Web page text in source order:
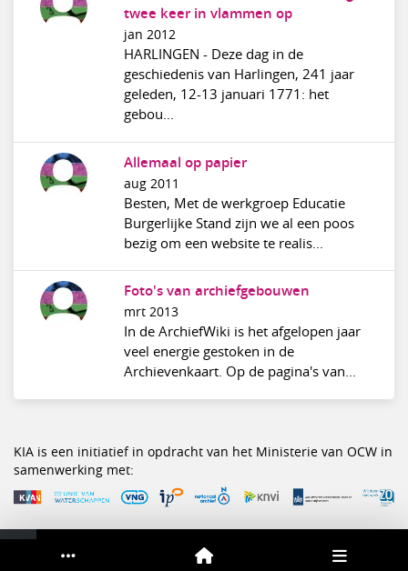
twee keer in vlammen op
jan 2012
HARLINGEN - Deze dag in de
geschiedenis van Harlingen, 241 jaar
geleden, 12-13 januari 1771: het
gebou...
Allemaal op papier
aug 2011
Besten, Met de werkgroep Educatie
Burgerlijke Stand zijn we al een poos
bezig om een website te realis...
Foto's van archiefgebouwen
mrt 2013
In de ArchiefWiki is het afgelopen jaar
veel energie gestoken in de
Archievenkaart. Op de pagina's van...
KIA is een initiatief in opdracht van het Ministerie van OCW in
samenwerking met:
Service & help Sneltoetsen